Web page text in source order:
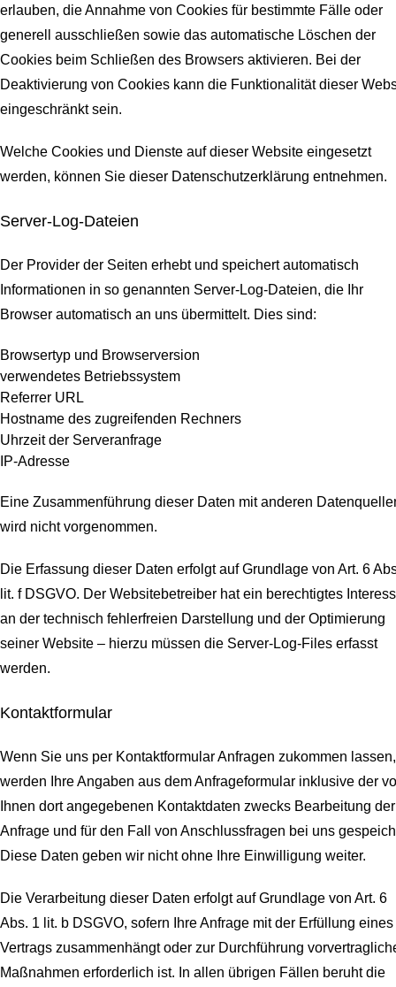
erlauben, die Annahme von Cookies für bestimmte Fälle oder
generell ausschließen sowie das automatische Löschen der
Cookies beim Schließen des Browsers aktivieren. Bei der
Deaktivierung von Cookies kann die Funktionalität dieser
eingeschränkt sein.
Welche Cookies und Dienste auf dieser Website eingesetzt
werden, können Sie dieser Datenschutzerklärung entnehmen.
Server-Log-Dateien
Der Provider der Seiten erhebt und speichert automatisch
Informationen in so genannten Server-Log-Dateien, die Ihr
Browser automatisch an uns übermittelt. Dies sind:
Browsertyp und Browserversion
verwendetes Betriebssystem
Referrer URL
Hostname des zugreifenden Rechners
Uhrzeit der Serveranfrage
IP-Adresse
Eine Zusammenführung dieser Daten mit anderen
wird nicht vorgenommen.
Die Erfassung dieser Daten erfolgt auf Grundlage von Art. 6
lit. f DSGVO. Der Websitebetreiber hat ein berechtigtes
an der technisch fehlerfreien Darstellung und der Optimierung
seiner Website – hierzu müssen die Server-Log-Files erfasst
werden.
Kontaktformular
Wenn Sie uns per Kontaktformular Anfragen zukommen lassen,
werden Ihre Angaben aus dem Anfrageformular inklusive der
Ihnen dort angegebenen Kontaktdaten zwecks Bearbeitung der
Anfrage und für den Fall von Anschlussfragen bei uns
Diese Daten geben wir nicht ohne Ihre Einwilligung weiter.
Die Verarbeitung dieser Daten erfolgt auf Grundlage von Art. 6
Abs. 1 lit. b DSGVO, sofern Ihre Anfrage mit der Erfüllung eines
Vertrags zusammenhängt oder zur Durchführung
Maßnahmen erforderlich ist. In allen übrigen Fällen beruht die